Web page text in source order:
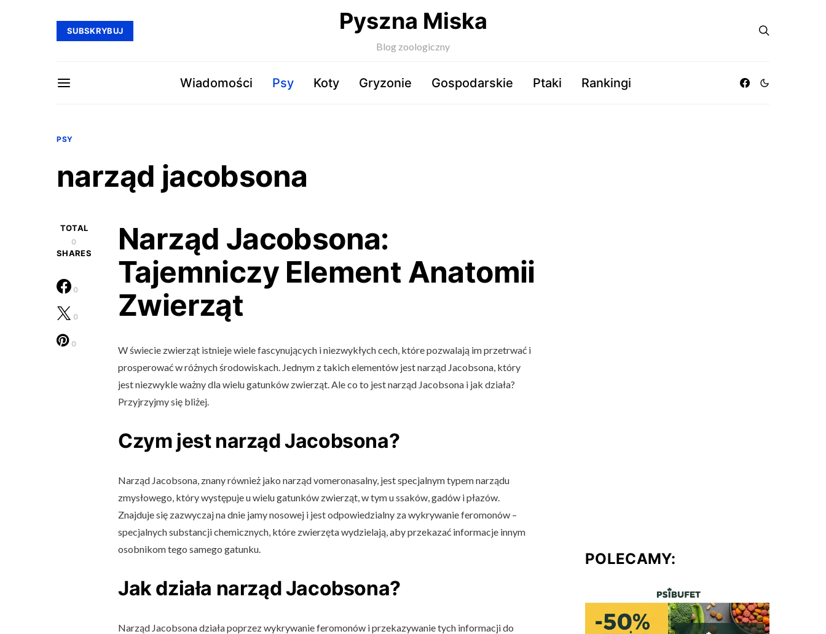
SUBSKRYBUJ Pyszna Miska
Blog zoologiczny
Wiadomości Psy Koty Gryzonie Gospodarskie Ptaki Rankingi
PSY
narząd jacobsona
TOTAL
0
SHARES
0
0
0
Narząd Jacobsona:
Tajemniczy Element Anatomii
Zwierząt
W świecie zwierząt istnieje wiele fascynujących i niezwykłych cech, które pozwalają im przetrwać i
prosperować w różnych środowiskach. Jednym z takich elementów jest narząd Jacobsona, który
jest niezwykle ważny dla wielu gatunków zwierząt. Ale co to jest narząd Jacobsona i jak działa?
Przyjrzyjmy się bliżej.
Czym jest narząd Jacobsona?
Narząd Jacobsona, znany również jako narząd vomeronasalny, jest specjalnym typem narządu
zmysłowego, który występuje u wielu gatunków zwierząt, w tym u ssaków, gadów i płazów.
Znajduje się zazwyczaj na dnie jamy nosowej i jest odpowiedzialny za wykrywanie feromonów –
specjalnych substancji chemicznych, które zwierzęta wydzielają, aby przekazać informacje innym
osobnikom tego samego gatunku.
Jak działa narząd Jacobsona?
Narząd Jacobsona działa poprzez wykrywanie feromonów i przekazywanie tych informacji do
POLECAMY: